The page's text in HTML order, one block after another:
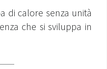
di calore senza unità
che si sviluppa in